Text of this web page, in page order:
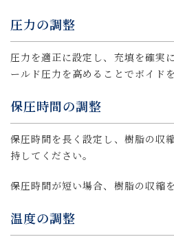
圧力の調整
圧力を適正に設定し、充填を確実
ールド圧力を高めることでボイドを
保圧時間の調整
保圧時間を長く設定し、樹脂の収
持してください。
保圧時間が短い場合、樹脂の収縮
温度の調整